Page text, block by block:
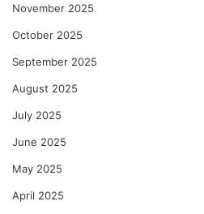
November 2025
October 2025
September 2025
August 2025
July 2025
June 2025
May 2025
April 2025